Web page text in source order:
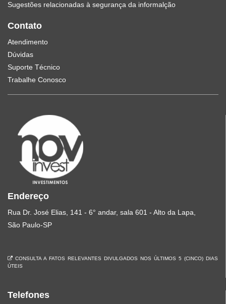
Sugestões relacionadas à segurança da informalção
Contato
Atendimento
Dúvidas
Suporte Técnico
Trabalhe Conosco
Endereço
Rua Dr. José Elias, 141 - 6° andar, sala 601 - Alto da Lapa,
São Paulo-SP
CONSULTA A FATOS RELEVANTES DIVULGADOS NOS ÚLTIMOS 5 (CINCO) DIAS
ÚTEIS
Telefones